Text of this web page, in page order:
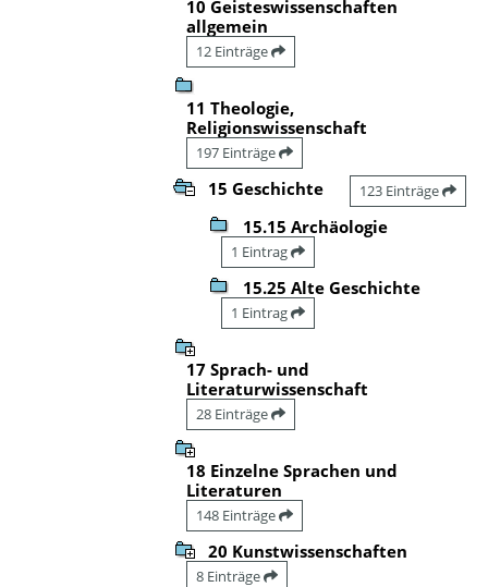
10 Geisteswissenschaften
allgemein
12 Einträge
11 Theologie,
Religionswissenschaft
197 Einträge
15 Geschichte 123 Einträge
15.15 Archäologie
1 Eintrag
15.25 Alte Geschichte
1 Eintrag
17 Sprach- und
Literaturwissenschaft
28 Einträge
18 Einzelne Sprachen und
Literaturen
148 Einträge
20 Kunstwissenschaften
8 Einträge